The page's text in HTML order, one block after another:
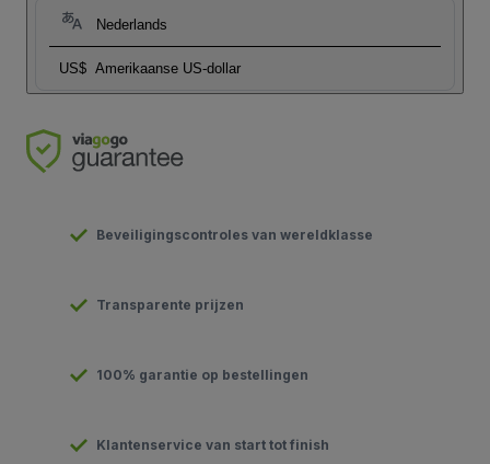
Nederlands
US$ Amerikaanse US-dollar
Beveiligingscontroles van wereldklasse
Transparente prijzen
100% garantie op bestellingen
Klantenservice van start tot finish